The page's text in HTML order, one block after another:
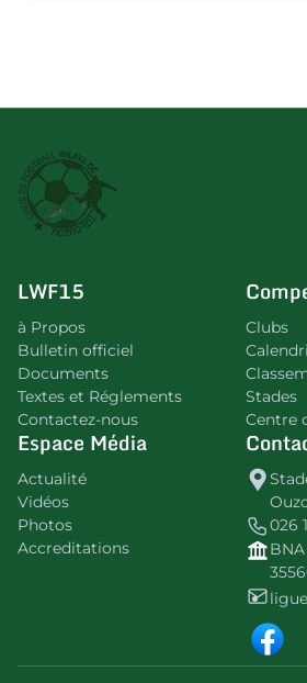
LWF15
à Propos
Bulletin officiel
Documents
Textes et Réglements
Contactez-nous
Clubs
Stades
Centre
Espace Média
Actualité
Vidéos
Photos
Accreditations
026